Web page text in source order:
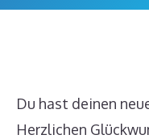
Du hast deinen
Herzlichen